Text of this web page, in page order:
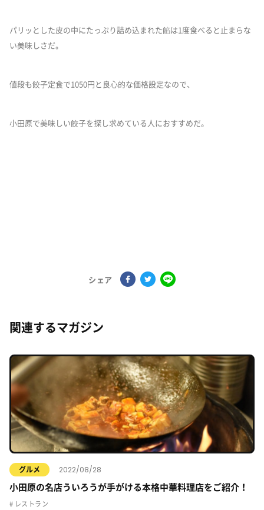
パリッとした皮の中にたっぷり詰め込まれた餡は1度食べると止まらな
い美味しさだ。
値段も餃子定食で1050円と良心的な価格設定なので、
小田原で美味しい餃子を探し求めている人におすすめだ。
シェア
関連するマガジン
グルメ 2022/08/28
小田原の名店ういろうが手がける本格中華料理店をご紹介！
レストラン